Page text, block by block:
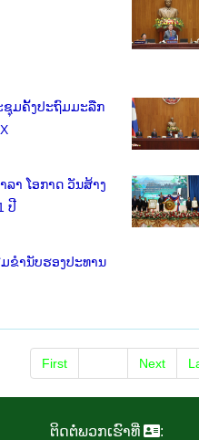
ຊຸມຄັ້ງປະຖົມມະລືກ
ລາ ໂອກາດ ວັນສ້າງ
ປີ
ຂໍານັບຮອງປະທານ
First Next
ຕິດ​ຕໍ່​ພວກ​ເຮົາ​ທີ່ :